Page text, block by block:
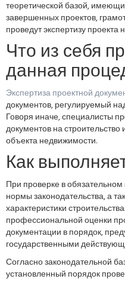
теоретической базой,
завершенных проектов,
проведут экспертизу
Что из себя
данная
Экспертиза проектной
документов, регулируемый
Говоря иначе, специалисты
документов на
объекта недвижимости.
Как
При проверке в
нормы законодательства, а
характеристики
профессиональной оценки
документации в порядок,
государственными
Согласно законодательной
установленный порядок